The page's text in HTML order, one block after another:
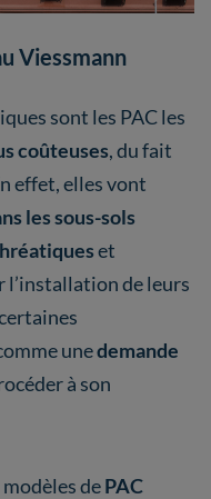
Viessmann
sont les PAC les
coûteuses, du fait
effet, elles vont
les sous-sols
et
l’installation de leurs
unedemande
à son
dePAC